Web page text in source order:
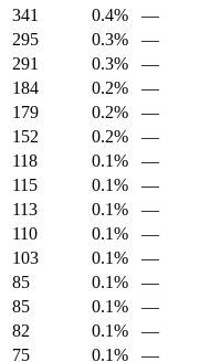
341 0.4%
—
295 0.3%
—
291 0.3%
—
184 0.2%
—
179 0.2%
—
152 0.2%
—
118 0.1%
—
115 0.1%
—
113 0.1%
—
110 0.1%
—
103 0.1%
—
85 0.1%
—
85 0.1%
—
82 0.1%
—
75 0.1% —